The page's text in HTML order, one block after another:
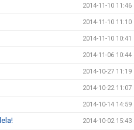
2014-11-10 11:46
2014-11-10 11:10
2014-11-10 10:41
2014-11-06 10:44
2014-10-27 11:19
2014-10-22 11:07
2014-10-14 14:59
2014-10-02 15:43